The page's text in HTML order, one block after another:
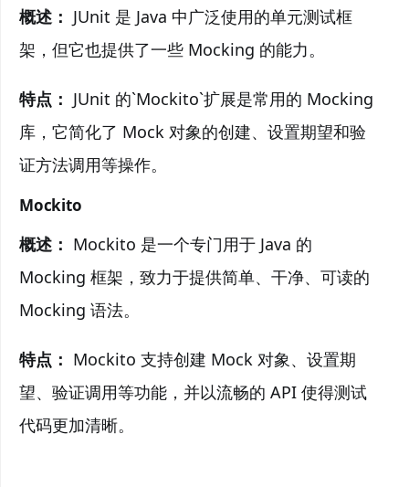
概述： JUnit 是 Java 中广泛使用的单元测试框
架，但它也提供了一些 Mocking 的能力。
特点： JUnit 的`Mockito`扩展是常用的 Mocking
库，它简化了 Mock 对象的创建、设置期望和验
证方法调用等操作。
Mockito
概述： Mockito 是一个专门用于 Java 的
Mocking 框架，致力于提供简单、干净、可读的
Mocking 语法。
特点： Mockito 支持创建 Mock 对象、设置期
望、验证调用等功能，并以流畅的 API 使得测试
代码更加清晰。